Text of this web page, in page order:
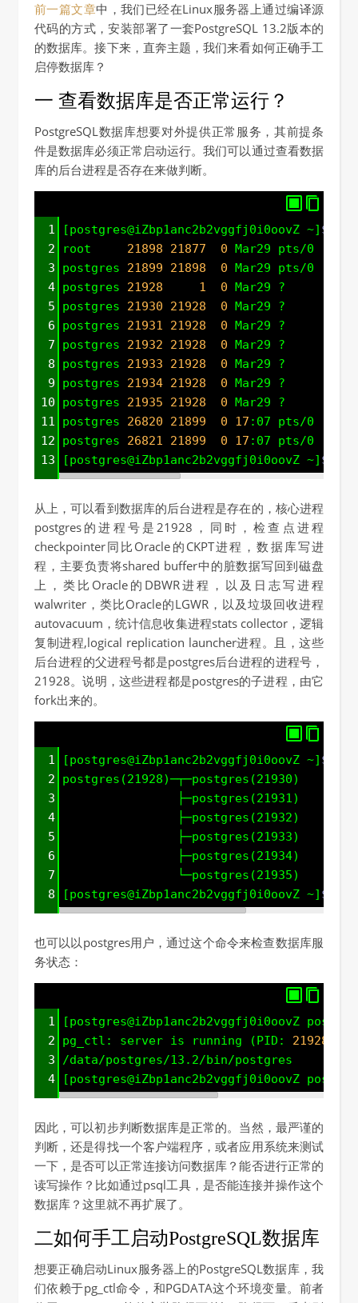
前一篇文章中，我们已经在Linux服务器上通过编译源
代码的方式，安装部署了一套PostgreSQL 13.2版本的
的数据库。接下来，直奔主题，我们来看如何正确手工
启停数据库？
一 查看数据库是否正常运行？
PostgreSQL数据库想要对外提供正常服务，其前提条
件是数据库必须正常启动运行。我们可以通过查看数据
库的后台进程是否存在来做判断。
1 [postgres@iZbp1anc2b2vggfj0i0oovZ ~] $ ps
2
root 21898 21877 0 Mar29 pts/0
3
postgres 21899 21898 0 Mar29 pts/0
4 postgres 21928 1 0 Mar29 ?
5
postgres 21930 21928 0 Mar29 ?
6
postgres 21931 21928 0 Mar29 ?
7
postgres 21932 21928 0 Mar29 ?
8
postgres 21933 21928 0 Mar29 ?
9
postgres 21934 21928 0 Mar29 ?
10
postgres 21935 21928 0 Mar29 ?
11
postgres 26820 21899 0 17 :07 pts/0
12
postgres 26821 21899 0 17 :07 pts/0
13
[postgres@iZbp1anc2b2vggfj0i0oovZ ~] $
从上，可以看到数据库的后台进程是存在的，核心进程
postgres的进程号是21928，同时，检查点进程
checkpointer同比Oracle的CKPT进程，数据库写进
程，主要负责将shared buffer中的脏数据写回到磁盘
上，类比Oracle的DBWR进程，以及日志写进程
walwriter，类比Oracle的LGWR，以及垃圾回收进程
autovacuum，统计信息收集进程stats collector，逻辑
复制进程,logical replication launcher进程。且，这些
后台进程的父进程号都是postgres后台进程的进程号，
21928。说明，这些进程都是postgres的子进程，由它
fork出来的。
1 [postgres@iZbp1anc2b2vggfj0i0oovZ ~] $
2
postgres(21928)─┬─postgres(21930)
3
                ├─postgres(21931)
4
                ├─postgres(21932)
5
                ├─postgres(21933)
6
                ├─postgres(21934)
7
                └─postgres(21935)
8
[postgres@iZbp1anc2b2vggfj0i0oovZ ~] $
也可以以postgres用户，通过这个命令来检查数据库服
务状态：
1
[postgres@iZbp1anc2b2vggfj0i0oovZ
2
pg_ctl: server is running (PID: 21928
3
/data/postgres/13.2/bin/postgres
4
[postgres@iZbp1anc2b2vggfj0i0oovZ
因此，可以初步判断数据库是正常的。当然，最严谨的
判断，还是得找一个客户端程序，或者应用系统来测试
一下，是否可以正常连接访问数据库？能否进行正常的
读写操作？比如通过psql工具，是否能连接并操作这个
数据库？这里就不再扩展了。
二如何手工启动PostgreSQL数据库
想要正确启动Linux服务器上的PostgreSQL数据库，我
们依赖于pg_ctl命令，和PGDATA这个环境变量。前者